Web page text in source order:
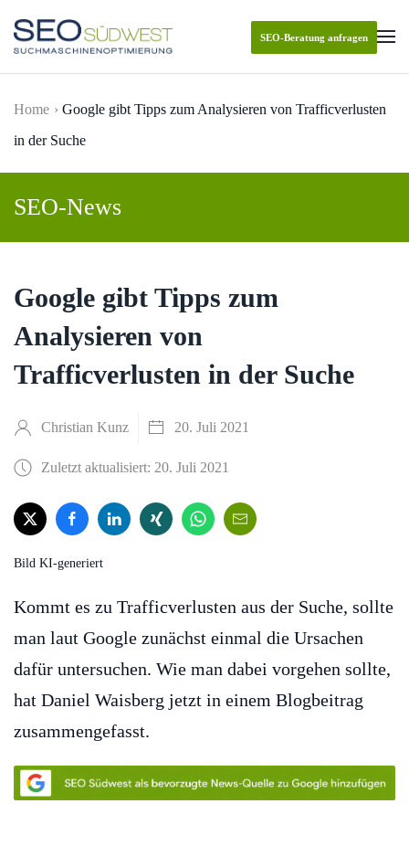
Skip to main content
SEO-Beratung anfragen
Home
Google gibt Tipps zum Analysieren von Trafficverlusten
in der Suche
SEO-News
Google gibt Tipps zum
Analysieren von
Trafficverlusten in der Suche
Christian Kunz 20. Juli 2021
Zuletzt aktualisiert: 20. Juli 2021
Bild KI-generiert
Kommt es zu Trafficverlusten aus der Suche, sollte
man laut Google zunächst einmal die Ursachen
dafür untersuchen. Wie man dabei vorgehen sollte,
hat Daniel Waisberg jetzt in einem Blogbeitrag
zusammengefasst.